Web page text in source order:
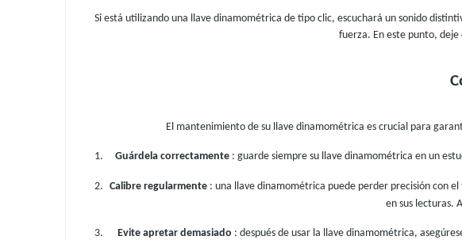
Si está utilizando una llave dinamométrica de tipo clic, escuchará un sonido
fuerza. En este punto,
El mantenimiento de su llave dinamométrica es crucial para
Guárdela correctamente : guarde siempre su llave dinamométrica en un
Calibre regularmente : una llave dinamométrica puede perder precisión con
en sus lecturas.
Evite apretar demasiado : después de usar la llave dinamométrica,